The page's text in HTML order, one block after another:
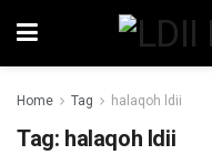
Home Tag halaqoh ldii
Tag: halaqoh ldii